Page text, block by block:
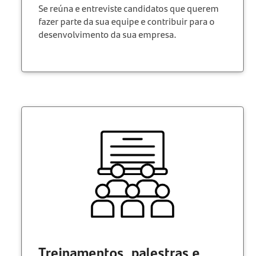
Se reúna e entreviste candidatos que querem
fazer parte da sua equipe e contribuir para o
desenvolvimento da sua empresa.